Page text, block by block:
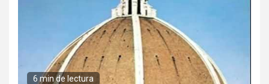
6 min de lectura